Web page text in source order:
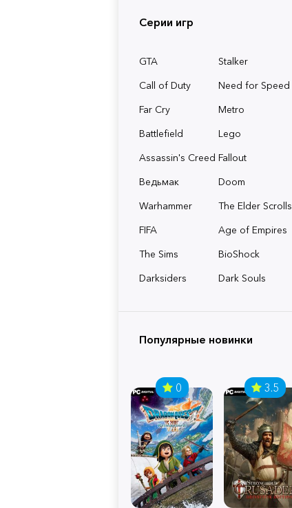
Серии игр
GTA
Stalker
Call of Duty
Need for Speed
Far Cry
Metro
Battlefield
Lego
Assassin's Creed Fallout
Ведьмак
Doom
Warhammer
The Elder Scrolls
FIFA
Age of Empires
The Sims
BioShock
Darksiders
Dark Souls
Популярные новинки
0 3.5